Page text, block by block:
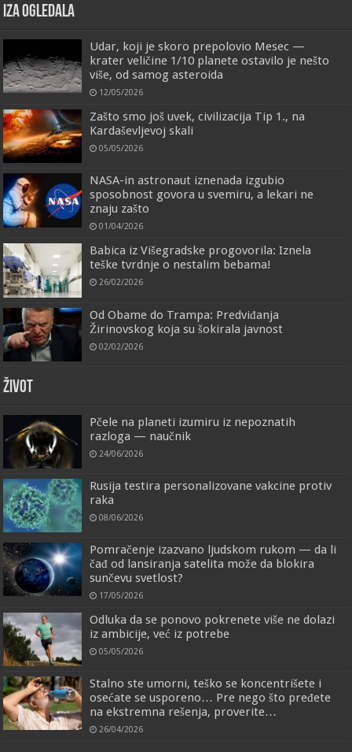
IZA OGLEDALA
Udar, koji je skoro prepolovio Mesec —
krater veličine 1/10 planete ostavilo je nešto
više, od samog asteroida
12/05/2026
Zašto smo još uvek, civilizacija Tip 1., na
Kardaševljevoj skali
05/05/2026
NASA-in astronaut iznenada izgubio
sposobnost govora u svemiru, a lekari ne
znaju zašto
01/04/2026
Babica iz Višegradske progovorila: Iznela
teške tvrdnje o nestalim bebama!
26/02/2026
Od Obame do Trampa: Predviđanja
Žirinovskog koja su šokirala javnost
02/02/2026
ŽIVOT
Pčele na planeti izumiru iz nepoznatih
razloga — naučnik
24/06/2026
Rusija testira personalizovane vakcine protiv
raka
08/06/2026
Pomračenje izazvano ljudskom rukom — da li
čađ od lansiranja satelita može da blokira
sunčevu svetlost?
17/05/2026
Odluka da se ponovo pokrenete više ne dolazi
iz ambicije, već iz potrebe
05/05/2026
Stalno ste umorni, teško se koncentrišete i
osećate se usporeno… Pre nego što pređete
na ekstremna rešenja, proverite…
26/04/2026